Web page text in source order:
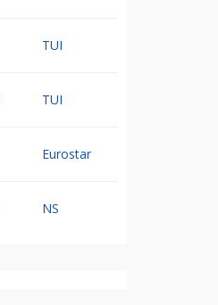
TUI
TUI
Eurostar
NS